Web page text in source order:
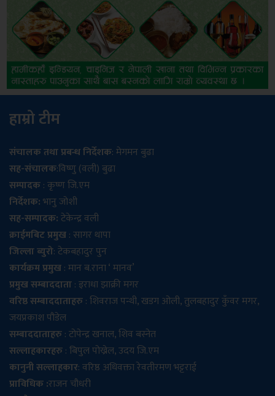
हाम्रो टीम
संचालक तथा प्रबन्ध निर्देशक: मेगमन बुढा
सह-संचालक:विष्णु (वली) बुढा
सम्पादक: कृष्ण जि.एम
निर्देशक:भानु जोशी
सह-सम्पादक:टेकेन्द्र वली
क्राईमबिट प्रमुख: सागर थापा
जिल्ला ब्युरो: टेकबहादुर पुन
कार्यक्रम प्रमुख: मान ब.राना ‘ मानव’
प्रमुख सम्बाददाता: इराधा झाक्री मगर
वरिष्ठ सम्बाददाताहरु: शिवराज पन्थी, खडग ओली, तुलबहादुर कुँवर मगर,
जयप्रकाश पौडेल
सम्बाददाताहरु: टोपेन्द्र खनाल, शिव बस्नेत
सल्लाहकारहरु: बिपुल पोख्रेल, उदय जि.एम
कानुनी सल्लाहकार: वरिष्ठ अधिवक्ता रेवतीरमण भट्टराई
प्राविधिक :राजन चौधरी